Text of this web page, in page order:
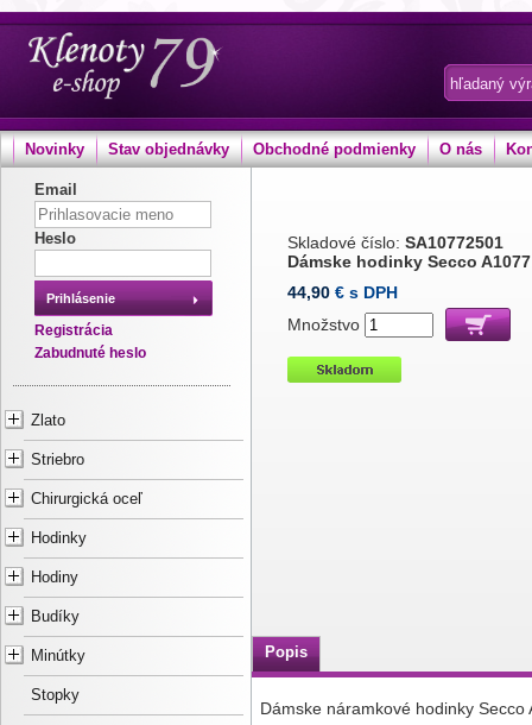
Novinky Stav objednávky Obchodné podmienky O nás
Email
Heslo
Prihlásenie
Registrácia
Zabudnuté heslo
Zlato
Striebro
Chirurgická oceľ
Hodinky
Hodiny
Budíky
Minútky
Stopky
Skladové číslo: SA10772501
Dámske hodinky Secco A1077
44,90 € s DPH
Množstvo
Popis
Dámske náramkové hodinky Secco